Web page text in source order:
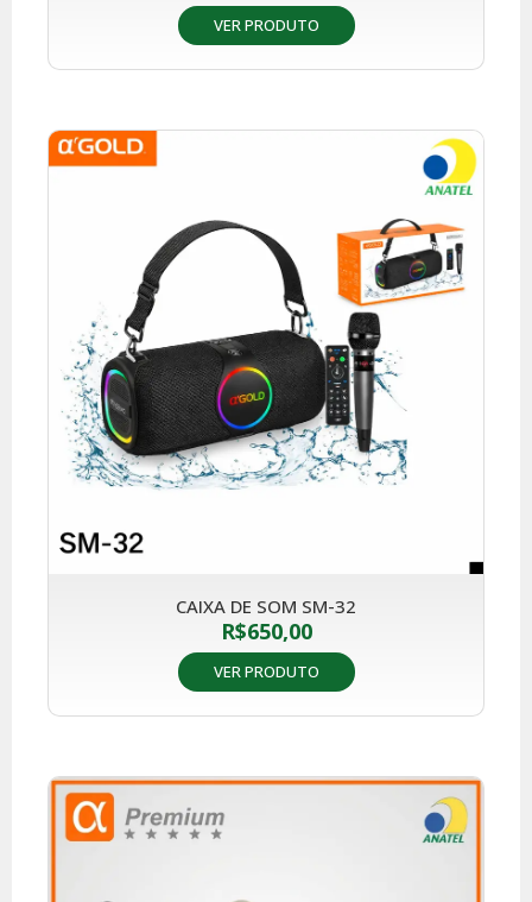
VER PRODUTO
CAIXA DE SOM SM-32
R$650,00
VER PRODUTO